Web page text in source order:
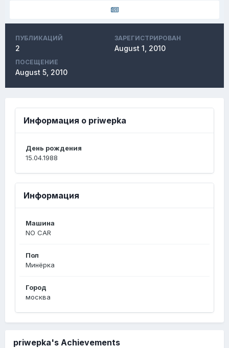
ПУБЛИКАЦИЙ
2
ЗАРЕГИСТРИРОВАН
August 1, 2010
ПОСЕЩЕНИЕ
August 5, 2010
Информация о priwepka
День рождения
15.04.1988
Информация
Машина
NO CAR
Пол
Минёрка
Город
москва
priwepka's Achievements